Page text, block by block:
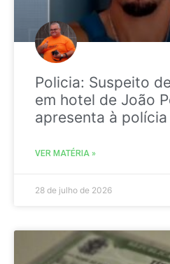
Policia: Suspeito
em hotel de João
apresenta à
VER MATÉRIA »
28 de julho de 2026